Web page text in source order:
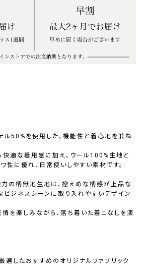
ル50%を使用した、機能性と着心地を兼ね
快適な着用感に加え、ウール100%生地と
性に優れ、日常使いしやすい素材です。
の柄無地生地は、控えめな柄感が上品な
ビジネスシーンに取り入れやすいデザイン
を楽しみながら、落ち着いた着こなしを演
選したおすすめのオリジナルファブリック